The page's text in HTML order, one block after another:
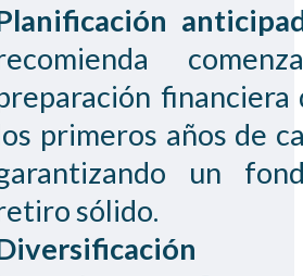
financiera
primeros años de
un
sólido.